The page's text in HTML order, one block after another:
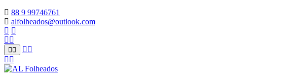
88 9 99746761
alfolheados@outlook.com